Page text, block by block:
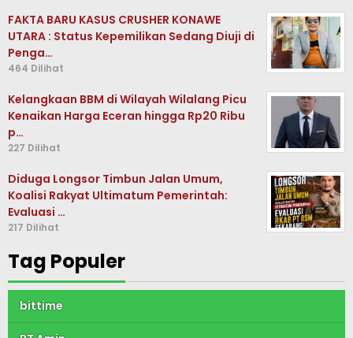
FAKTA BARU KASUS CRUSHER KONAWE
UTARA : Status Kepemilikan Sedang Diuji di
Penga…
464 Dilihat
Kelangkaan BBM di Wilayah Wilalang Picu
Kenaikan Harga Eceran hingga Rp20 Ribu
p…
227 Dilihat
Diduga Longsor Timbun Jalan Umum,
Koalisi Rakyat Ultimatum Pemerintah:
Evaluasi …
217 Dilihat
Tag Populer
bittime